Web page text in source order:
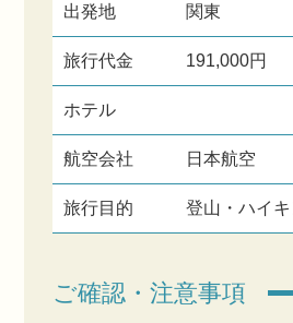
出発地 関東
旅行代金 191,000円
ホテル
航空会社 日本航空
旅行目的 登山・ハイ
ご確認・注意事項